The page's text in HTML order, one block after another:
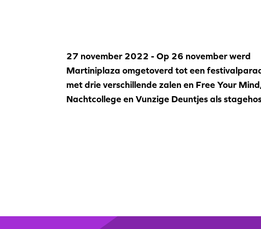
27 november 2022 - Op 26 november werd
Martiniplaza omgetoverd tot een
met drie verschillende zalen en Free Your
Nachtcollege en Vunzige Deuntjes als